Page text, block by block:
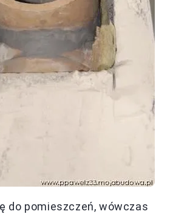
do pomieszczeń, wówczas